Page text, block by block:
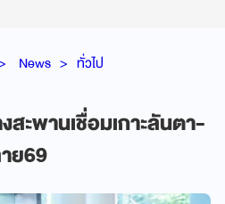
News ทั่วไป
ะพานเชื่อมเกาะลันตา-
ย69